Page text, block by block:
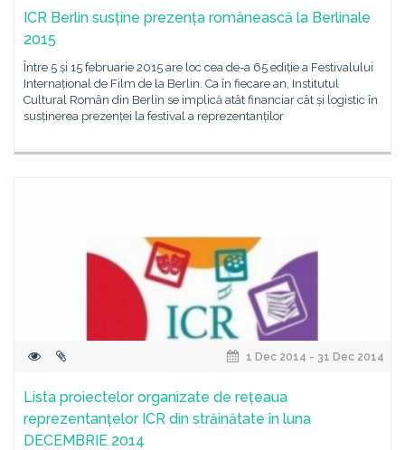
ICR Berlin susține prezența românească la Berlinale
2015
Între 5 și 15 februarie 2015 are loc cea de-a 65 ediție a Festivalului
Internațional de Film de la Berlin. Ca în fiecare an, Institutul
Cultural Român din Berlin se implică atât financiar cât și logistic în
susținerea prezenței la festival a reprezentanților
1 Dec 2014 - 31 Dec 2014
Lista proiectelor organizate de rețeaua
reprezentanțelor ICR din străinătate în luna
DECEMBRIE 2014